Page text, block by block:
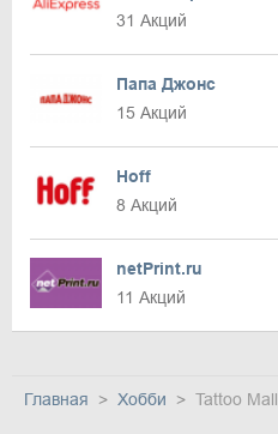
31 Акций
Папа Джонс
15 Акций
Hoff
8 Акций
netPrint.ru
11 Акций
Главная Хобби Tattoo Mall